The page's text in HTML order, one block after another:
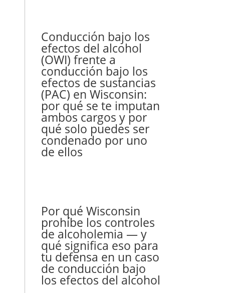
Conducción bajo los
efectos del alcohol
(OWI) frente a
conducción bajo los
efectos de sustancias
(PAC) en Wisconsin:
por qué se te imputan
ambos cargos y por
qué solo puedes ser
condenado por uno
de ellos
Por qué Wisconsin
prohíbe los controles
de alcoholemia — y
qué significa eso para
tu defensa en un caso
de conducción bajo
los efectos del alcohol